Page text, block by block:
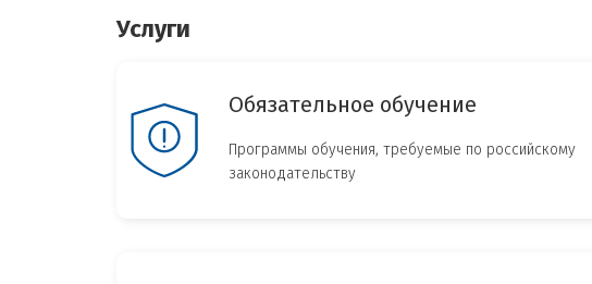
Услуги
Обязательное обучение
Программы обучения, требуемые по российскому
законодательству